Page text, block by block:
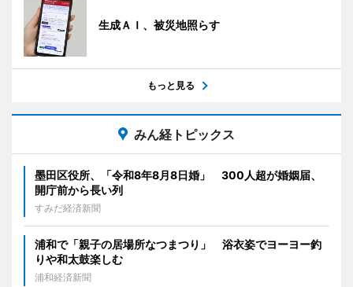
生成ＡＩ、被災地照らす
もっと見る
みん経トピックス
墨田区役所、「令和8年8月8日婚」 300人超が婚姻届、
開庁前から長い列
すみだ経済新聞
浦和で「親子の居場所なつまつり」 浴衣姿でヨーヨー釣
りや和太鼓楽しむ
浦和経済新聞